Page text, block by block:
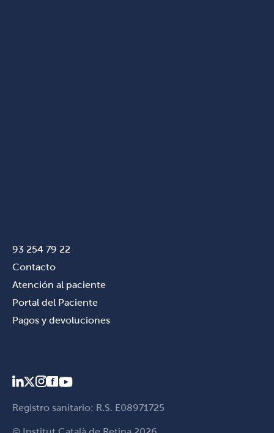
93 254 79 22
Contacto
Atención al paciente
Portal del Paciente
Pagos y devoluciones
Registro sanitario: R.S. E08971725